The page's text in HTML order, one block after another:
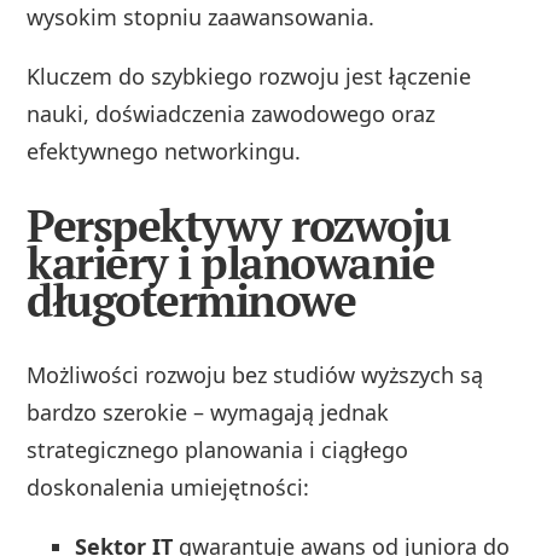
wysokim stopniu zaawansowania.
Kluczem do szybkiego rozwoju jest łączenie
nauki, doświadczenia zawodowego oraz
efektywnego networkingu.
Perspektywy rozwoju
kariery i planowanie
długoterminowe
Możliwości rozwoju bez studiów wyższych są
bardzo szerokie – wymagają jednak
strategicznego planowania i ciągłego
doskonalenia umiejętności:
Sektor IT gwarantuje awans od juniora do